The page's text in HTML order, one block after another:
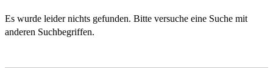
Es wurde leider nichts gefunden. Bitte versuche eine Suche mit
anderen Suchbegriffen.